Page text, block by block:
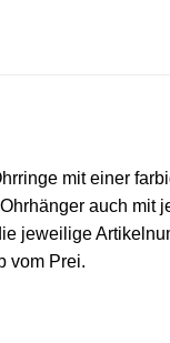
mit einer
auch mit
jeweilige
vom Prei.